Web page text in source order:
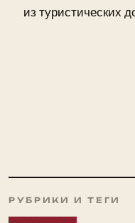
из туристических
РУБРИКИ И ТЕГИ